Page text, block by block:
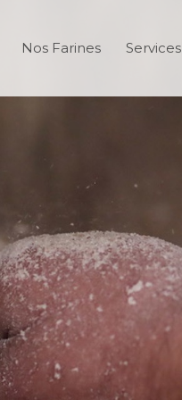
Nos Farines Services